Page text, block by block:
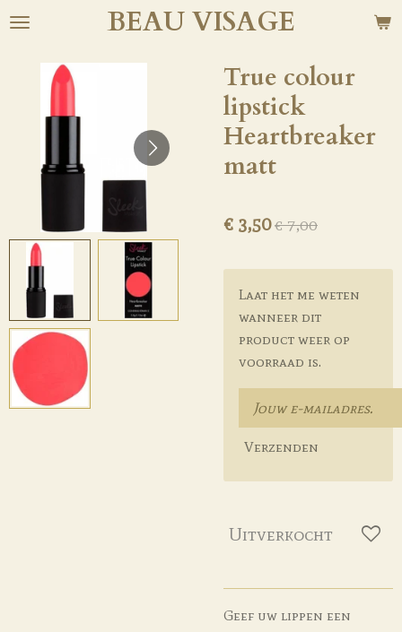
Ga
hoofdinhoud
BEAUVISAGE
True colour
lipstick
Heartbreaker
matt
€ 3,50€ 7,00
Laat het me weten
wanneer dit
product weer op
voorraad is.
Verzenden
Uitverkocht
Geef uw lippen een